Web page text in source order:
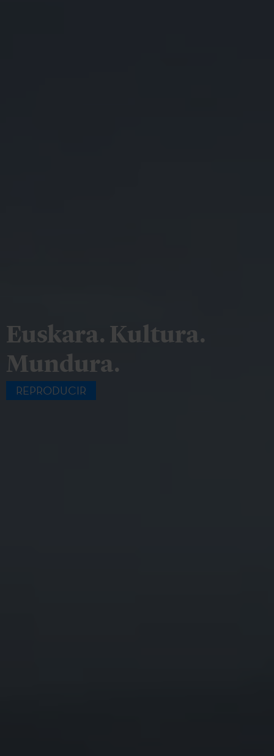
Euskara. Kultura.
Mundura.
REPRODUCIR